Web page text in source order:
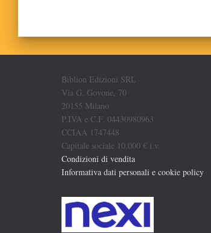
Biblion Edizioni SRL
Via G. Govone, 70
20155 Milano
P.IVA e C.F. 04430980963
CCIAA 1747448
Capitale sociale 10.000 € i.v.
Condizioni di vendita
Informativa dati personali e cookie policy